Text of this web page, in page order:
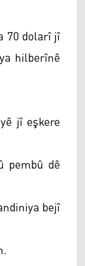
70 dolarî jî
hilberînê
jî eşkere
pembû dê
bejî